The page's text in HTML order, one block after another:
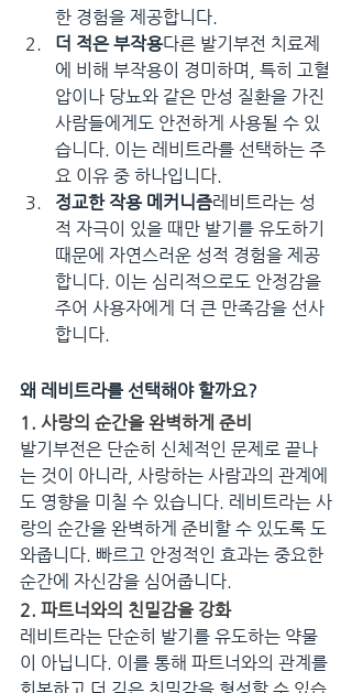
한 경험을 제공합니다.
더 적은 부작용다른 발기부전 치료제
에 비해 부작용이 경미하며, 특히 고혈
압이나 당뇨와 같은 만성 질환을 가진
사람들에게도 안전하게 사용될 수 있
습니다. 이는 레비트라를 선택하는 주
요 이유 중 하나입니다.
정교한 작용 메커니즘레비트라는 성
적 자극이 있을 때만 발기를 유도하기
때문에 자연스러운 성적 경험을 제공
합니다. 이는 심리적으로도 안정감을
주어 사용자에게 더 큰 만족감을 선사
합니다.
왜 레비트라를 선택해야 할까요?
1. 사랑의 순간을 완벽하게 준비
발기부전은 단순히 신체적인 문제로 끝나
는 것이 아니라, 사랑하는 사람과의 관계에
도 영향을 미칠 수 있습니다. 레비트라는 사
랑의 순간을 완벽하게 준비할 수 있도록 도
와줍니다. 빠르고 안정적인 효과는 중요한
순간에 자신감을 심어줍니다.
2. 파트너와의 친밀감을 강화
레비트라는 단순히 발기를 유도하는 약물
이 아닙니다. 이를 통해 파트너와의 관계를